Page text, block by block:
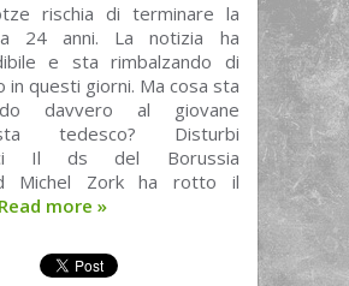
rischia di terminare la
24 anni. La notizia ha
e sta rimbalzando di
in questi giorni. Ma cosa sta
davvero al giovane
tedesco? Disturbi
Il ds del Borussia
Michel Zork ha rotto il
Read more »